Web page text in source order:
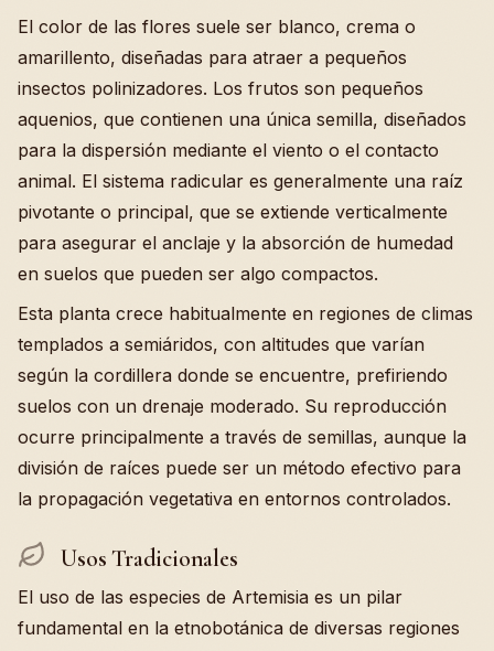
El color de las flores suele ser blanco, crema o
amarillento, diseñadas para atraer a pequeños
insectos polinizadores. Los frutos son pequeños
aquenios, que contienen una única semilla, diseñados
para la dispersión mediante el viento o el contacto
animal. El sistema radicular es generalmente una raíz
pivotante o principal, que se extiende verticalmente
para asegurar el anclaje y la absorción de humedad
en suelos que pueden ser algo compactos.
Esta planta crece habitualmente en regiones de climas
templados a semiáridos, con altitudes que varían
según la cordillera donde se encuentre, prefiriendo
suelos con un drenaje moderado. Su reproducción
ocurre principalmente a través de semillas, aunque la
división de raíces puede ser un método efectivo para
la propagación vegetativa en entornos controlados.
Usos Tradicionales
El uso de las especies de Artemisia es un pilar
fundamental en la etnobotánica de diversas regiones